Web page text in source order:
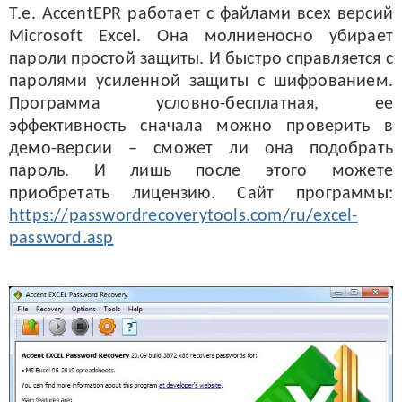
Т.е. AccentEPR работает с файлами всех версий
Microsoft Excel. Она молниеносно убирает
пароли простой защиты. И быстро справляется с
паролями усиленной защиты с шифрованием.
Программа условно-бесплатная, ее
эффективность сначала можно проверить в
демо-версии – сможет ли она подобрать
пароль. И лишь после этого можете
приобретать лицензию. Сайт программы:
https://passwordrecoverytools.com/ru/excel-
password.asp